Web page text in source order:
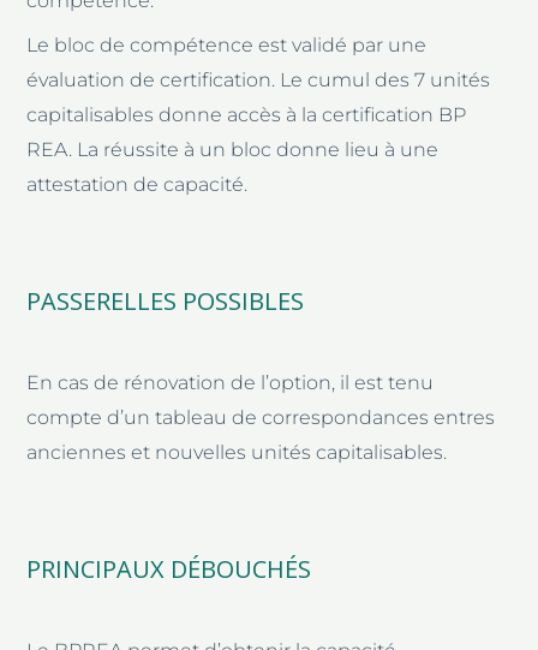
Le bloc de compétence est validé par une
évaluation de certification. Le cumul des 7 unités
capitalisables donne accès à la certification BP
REA. La réussite à un bloc donne lieu à une
attestation de capacité.
PASSERELLES POSSIBLES
En cas de rénovation de l’option, il est tenu
compte d’un tableau de correspondances entres
anciennes et nouvelles unités capitalisables.
PRINCIPAUX DÉBOUCHÉS